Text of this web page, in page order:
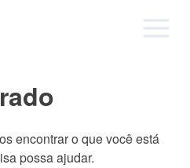
encontrar o que você está
possa ajudar.